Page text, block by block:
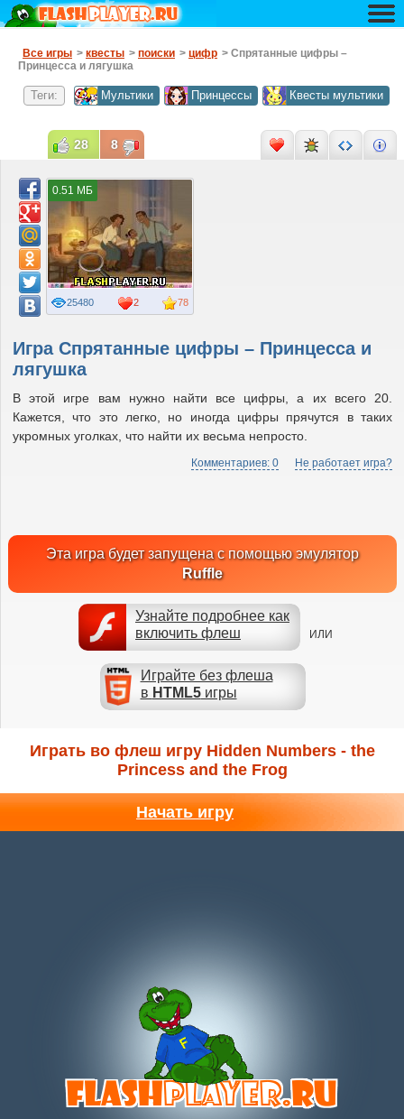
Все игры > квесты > поиски > цифр > Спрятанные цифры –
Принцесса и лягушка
Теги: Мультики Принцессы Квесты мультики
Игра Спрятанные цифры – Принцесса и
лягушка
В этой игре вам нужно найти все цифры, а их всего 20.
Кажется, что это легко, но иногда цифры прячутся в таких
укромных уголках, что найти их весьма непросто.
Комментариев: 0 Не работает игра?
Эта игра будет запущена с помощью эмулятор
Ruffle
Узнайте подробнее как
включить флеш
ИЛИ
Играйте без флеша
в HTML5игры
78
25480 2
0.51 МБ
28 8
Играть во флеш игру Hidden Numbers - the
Princess and the Frog
Начать игру